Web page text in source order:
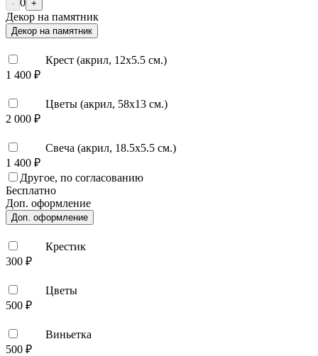
- +
Декор на памятник
Декор на памятник
Крест (акрил, 12х5.5 см.)
1 400 ₽
Цветы (акрил, 58х13 см.)
2 000 ₽
Свеча (акрил, 18.5х5.5 см.)
1 400 ₽
Другое, по согласованию
Бесплатно
Доп. оформление
Доп. оформление
Крестик
300 ₽
Цветы
500 ₽
Виньетка
500 ₽